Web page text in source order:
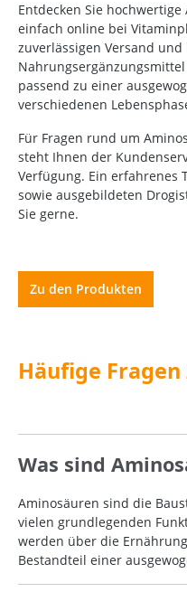
Entdecken Sie
einfach online bei
zuverlässigen Versand
passend zu einer
verschiedenen
Für Fragen rund um
steht Ihnen der
Verfügung. Ein erfahrenes
sowie ausgebildeten
Sie gerne.
Zu den Produkten
Häufige
Was sind
Aminosäuren sind die
vielen grundlegenden
werden über die
Bestandteil einer